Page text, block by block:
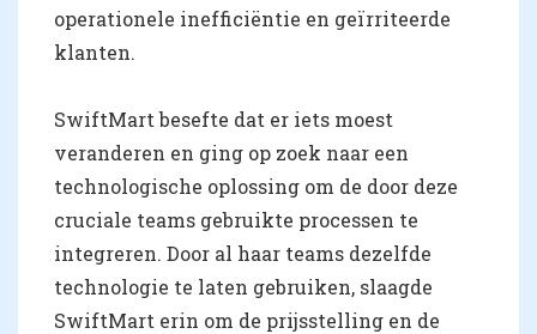
operationele inefficiëntie en geïrriteerde
klanten.
SwiftMart besefte dat er iets moest
veranderen en ging op zoek naar een
technologische oplossing om de door deze
cruciale teams gebruikte processen te
integreren. Door al haar teams dezelfde
technologie te laten gebruiken, slaagde
SwiftMart erin om de prijsstelling en de